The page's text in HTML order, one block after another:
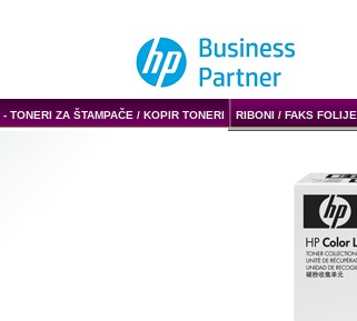
TONERI ZA ŠTAMPAČE / KOPIR TONERI RIBONI / FAKS FOLIJE